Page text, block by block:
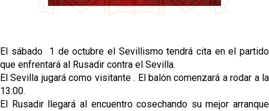
El sábado 1 de octubre el Sevillismo tendrá cita en el partido
que enfrentará al Rusadir contra el Sevilla.
El Sevilla jugará como visitante . El balón comenzará a rodar a la
13:00.
El Rusadir llegará al encuentro cosechando su mejor arranque